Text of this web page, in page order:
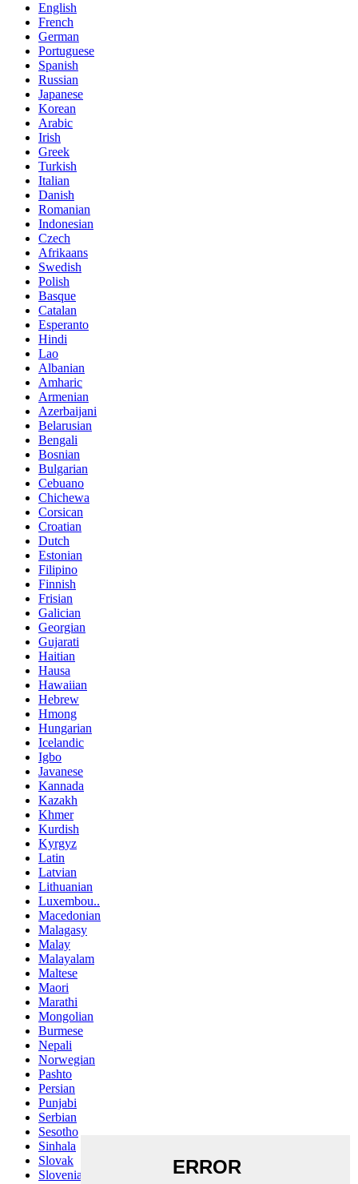
English
French
German
Portuguese
Spanish
Russian
Japanese
Korean
Arabic
Irish
Greek
Turkish
Italian
Danish
Romanian
Indonesian
Czech
Afrikaans
Swedish
Polish
Basque
Catalan
Esperanto
Hindi
Lao
Albanian
Amharic
Armenian
Azerbaijani
Belarusian
Bengali
Bosnian
Bulgarian
Cebuano
Chichewa
Corsican
Croatian
Dutch
Estonian
Filipino
Finnish
Frisian
Galician
Georgian
Gujarati
Haitian
Hausa
Hawaiian
Hebrew
Hmong
Hungarian
Icelandic
Igbo
Javanese
Kannada
Kazakh
Khmer
Kurdish
Kyrgyz
Latin
Latvian
Lithuanian
Luxembou..
Macedonian
Malagasy
Malay
Malayalam
Maltese
Maori
Marathi
Mongolian
Burmese
Nepali
Norwegian
Pashto
Persian
Punjabi
Serbian
Sesotho
Sinhala
Slovak
Slovenian